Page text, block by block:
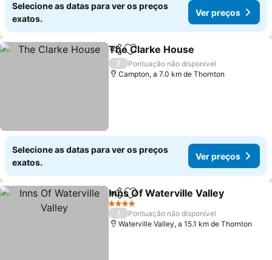
Selecione as datas para ver os preços
exatos.
Ver preços
PartilharAdicionar aos favoritos
The Clarke House
/
Pontuação não disponível
Campton, a 7.0 km de Thornton
Selecione as datas para ver os preços
exatos.
Ver preços
PartilharAdicionar aos favoritos
Inns Of Waterville Valley
4 Estrelas
/
Pontuação não disponível
Waterville Valley, a 15.1 km de Thornton